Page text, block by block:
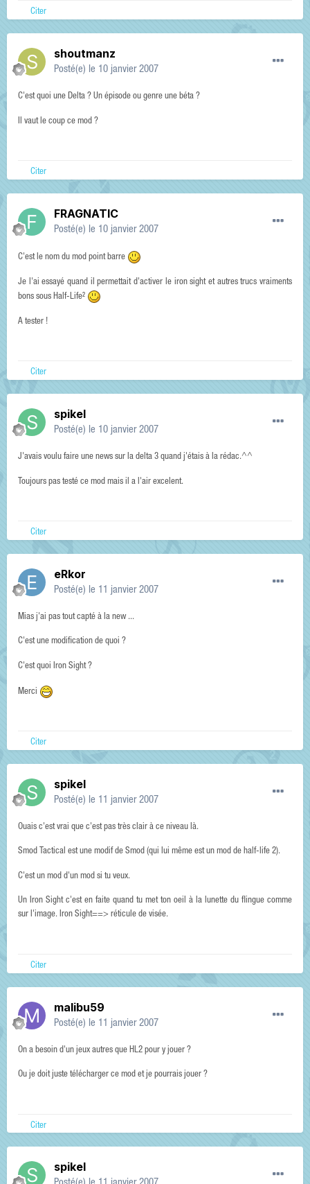
Citer
shoutmanz
Posté(e) le 10 janvier 2007
C'est quoi une Delta ? Un épisode ou genre une béta ?
Il vaut le coup ce mod ?
Citer
FRAGNATIC
Posté(e) le 10 janvier 2007
C'est le nom du mod point barre
Je l'ai essayé quand il permettait d'activer le iron sight et autres trucs vraiments
bons sous Half-Life²
A tester !
Citer
spikel
Posté(e) le 10 janvier 2007
J'avais voulu faire une news sur la delta 3 quand j'étais à la rédac.^^
Toujours pas testé ce mod mais il a l'air excelent.
Citer
eRkor
Posté(e) le 11 janvier 2007
Mias j'ai pas tout capté à la new ...
C'est une modification de quoi ?
C'est quoi Iron Sight ?
Merci
Citer
spikel
Posté(e) le 11 janvier 2007
Ouais c'est vrai que c'est pas très clair à ce niveau là.
Smod Tactical est une modif de Smod (qui lui même est un mod de half-life 2).
C'est un mod d'un mod si tu veux.
Un Iron Sight c'est en faite quand tu met ton oeil à la lunette du flingue comme
sur l'image. Iron Sight==> réticule de visée.
Citer
malibu59
Posté(e) le 11 janvier 2007
On a besoin d'un jeux autres que HL2 pour y jouer ?
Ou je doit juste télécharger ce mod et je pourrais jouer ?
Citer
spikel